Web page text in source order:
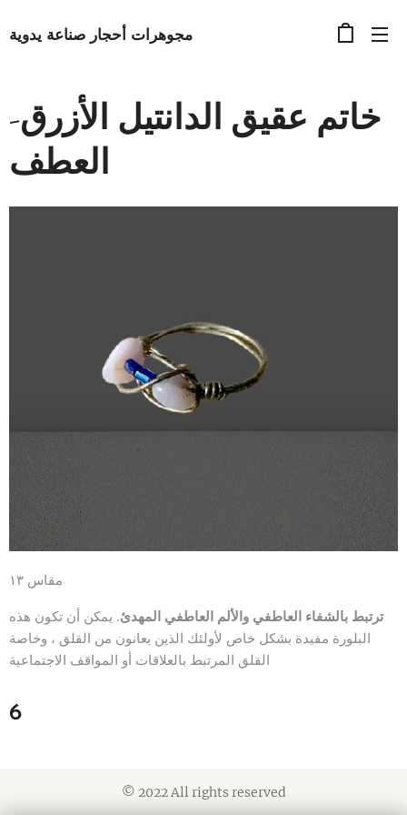
مجوهرات أحجار صناعة يدوية
خاتم عقيق الدانتيل الأزرق-
العطف
مقاس ١٣
ترتبط بالشفاء العاطفي والألم العاطفي المهدئ. يمكن أن تكون هذه
البلورة مفيدة بشكل خاص لأولئك الذين يعانون من القلق ، وخاصة
القلق المرتبط بالعلاقات أو المواقف الاجتماعية
6
© 2022 All rights reserved